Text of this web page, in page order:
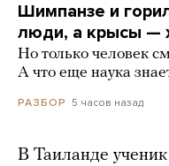
Шимпанзе и
люди, а крысы —
Но только человек
А что еще наука
РАЗБОР 5 часов назад
В Таиланде